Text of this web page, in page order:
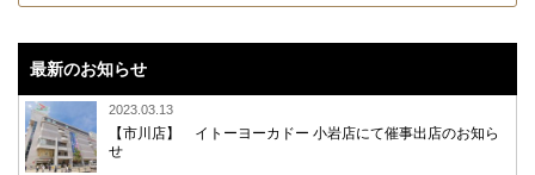
最新のお知らせ
2023.03.13
【市川店】 イトーヨーカドー 小岩店にて催事出店のお知ら
せ